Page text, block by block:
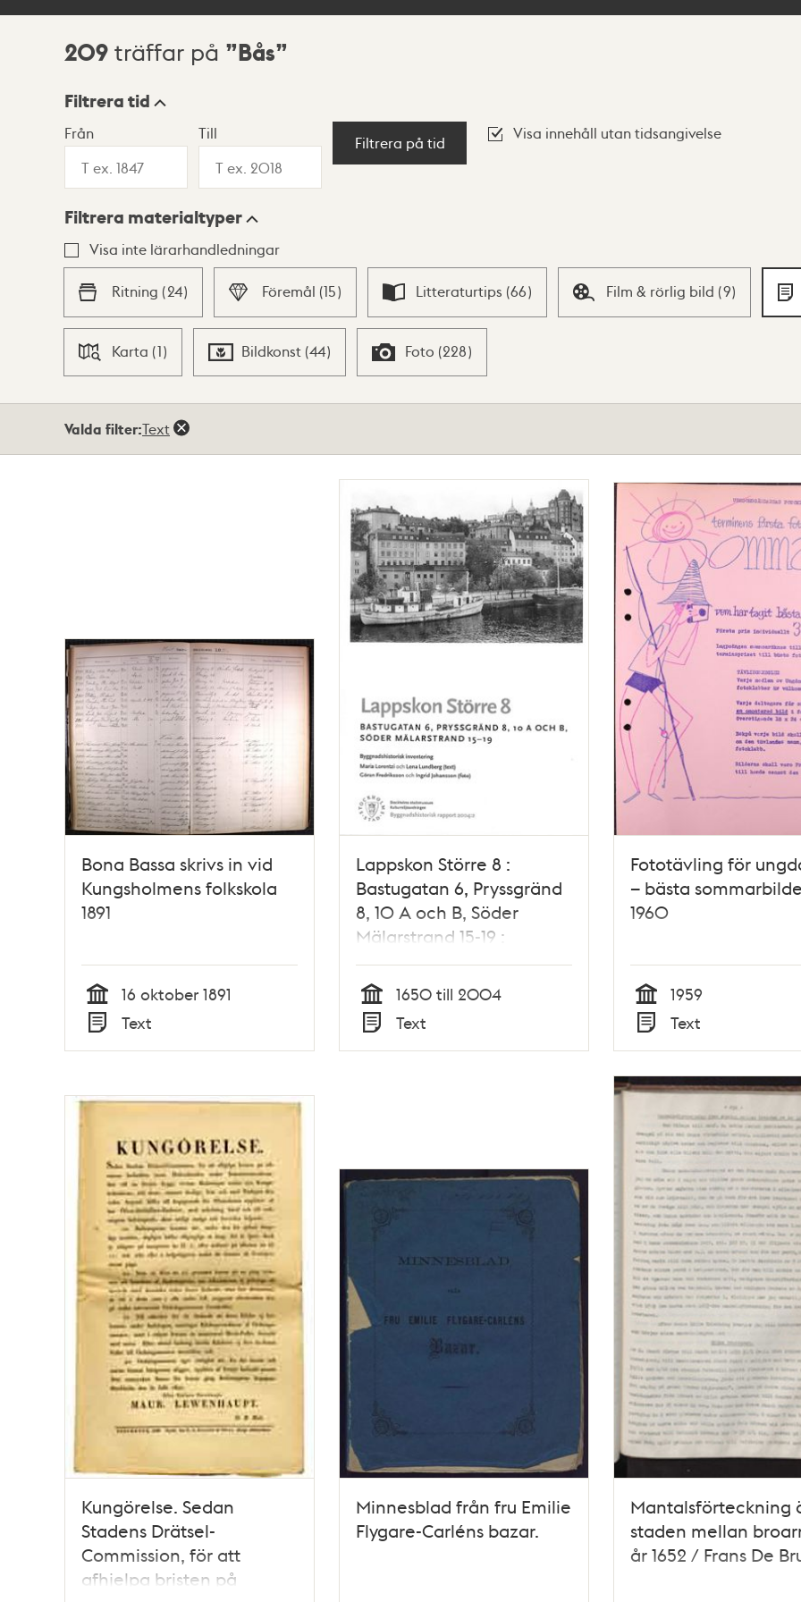
Sökresultat
209 träffar på Bås
Visningsläge
Lista Karta
Filtrera tid
Från Till
Filtrera på tid
Visa innehåll utan tidsangivelse
Filtrera materialtyper
Visa inte lärarhandledningar
Ritning (24) Föremål (15) Litteraturtips (66) Film & rörlig bild (9)
Karta (1) Bildkonst (44) Foto (228)
träffarValda filter:Text
Bona Bassa skrivs in vid
Kungsholmens folkskola
1891
Tid
16 oktober 1891
Typ
Text
Lappskon Större 8 :
Bastugatan 6, Pryssgränd
8, 10 A och B, Söder
Mälarstrand 15-19 :
byggnadshistorisk
inventering / Maria
Lorentzi och Lena
Lundberg (text) ; Göran
Fredriksson och Ingrid
Tid
1650 till 2004
Typ
Text
Fototävling för
– bästa
1960
Tid
1959
Typ
Text
Kungörelse. Sedan
Stadens Drätsel-
Commission, för att
afhjelpa bristen på
Minnesblad från fru Emilie
Flygare-Carléns bazar.
Mantalsförteckning
staden mellan
år 1652 / Frans De